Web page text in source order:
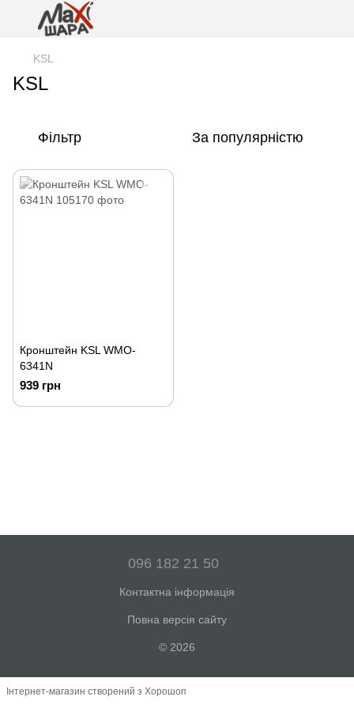
KSL
KSL
Фільтр За популярністю
Кронштейн KSL WMO-
6341N
939 грн
096 182 21 50
Контактна інформація
Повна версія сайту
© 2026
Інтернет-магазин створений з Хорошоп